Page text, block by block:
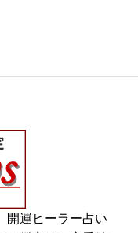
開運ヒーラー占い